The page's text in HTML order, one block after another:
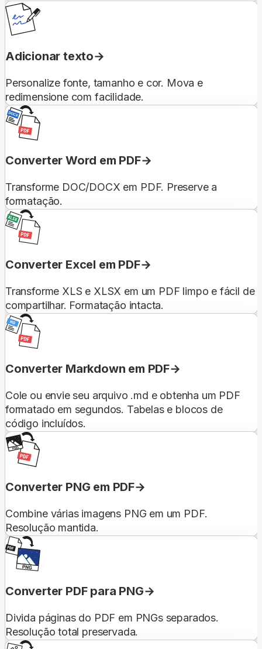
Adicionar texto
Personalize fonte, tamanho e cor. Mova e
redimensione com facilidade.
Converter Word em PDF
Transforme DOC/DOCX em PDF. Preserve a
formatação.
Converter Excel em PDF
Transforme XLS e XLSX em um PDF limpo e fácil de
compartilhar. Formatação intacta.
Converter Markdown em PDF
Cole ou envie seu arquivo .md e obtenha um PDF
formatado em segundos. Tabelas e blocos de
código incluídos.
Converter PNG em PDF
Combine várias imagens PNG em um PDF.
Resolução mantida.
Converter PDF para PNG
Divida páginas do PDF em PNGs separados.
Resolução total preservada.